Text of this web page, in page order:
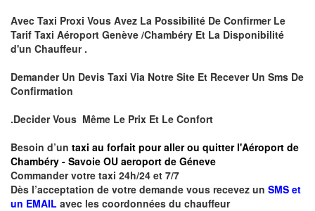
Avec Taxi Proxi Vous Avez La Possibilité De Confirmer Le
Tarif Taxi Aéroport Genève /Chambéry Et La Disponibilité
d'un Chauffeur .
Demander Un Devis Taxi Via Notre Site Et Recever Un Sms De
Confirmation
.Decider Vous Même Le Prix Et Le Confort
Besoin d’un taxi au forfait pour aller ou quitter l'Aéroport de
Chambéry - Savoie OU aeroport de Géneve
Commander votre taxi 24h/24 et 7/7
Dès l’acceptation de votre demande vous recevez un SMS et
un EMAIL avec les coordonnées du chauffeur